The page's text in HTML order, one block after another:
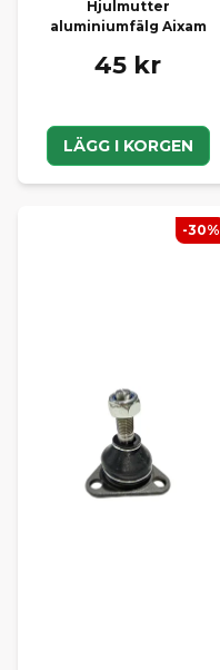
Hjulmutter
aluminiumfälg Aixam
45 kr
LÄGG I KORGEN
-30%